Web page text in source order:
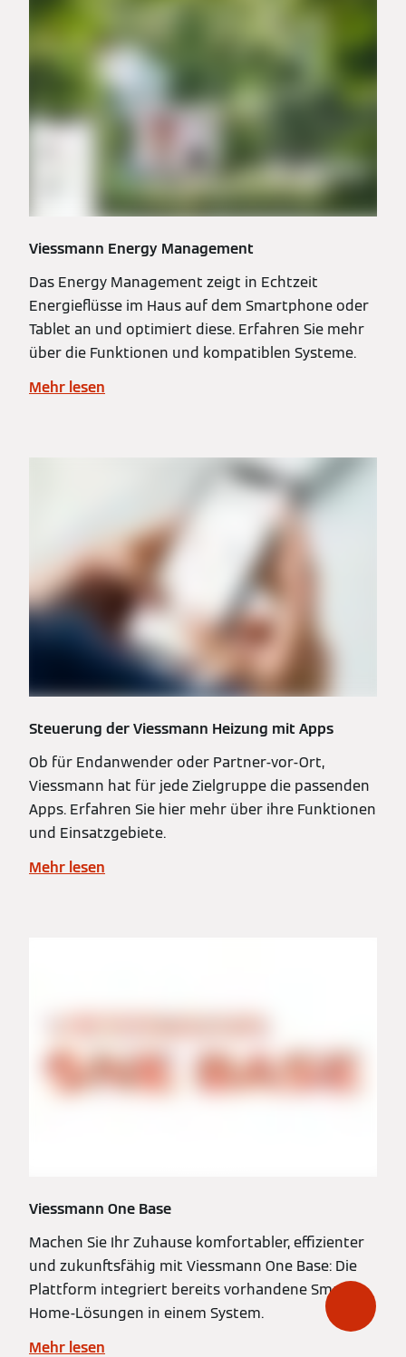
Viessmann Energy Management
Das Energy Management zeigt in Echtzeit
Energieflüsse im Haus auf dem Smartphone oder
Tablet an und optimiert diese. Erfahren Sie mehr
über die Funktionen und kompatiblen Systeme.
Mehr lesen
Steuerung der Viessmann Heizung mit Apps
Ob für Endanwender oder Partner-vor-Ort,
Viessmann hat für jede Zielgruppe die passenden
Apps. Erfahren Sie hier mehr über ihre Funktionen
und Einsatzgebiete.
Mehr lesen
Viessmann One Base
Machen Sie Ihr Zuhause komfortabler, effizienter
und zukunftsfähig mit Viessmann One Base: Die
Plattform integriert bereits vorhandene Smart-
Home-Lösungen in einem System.
Mehr lesen